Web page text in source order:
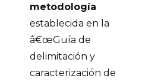
metodología
establecida en la
â€œGuía de
delimitación y
caracterización de